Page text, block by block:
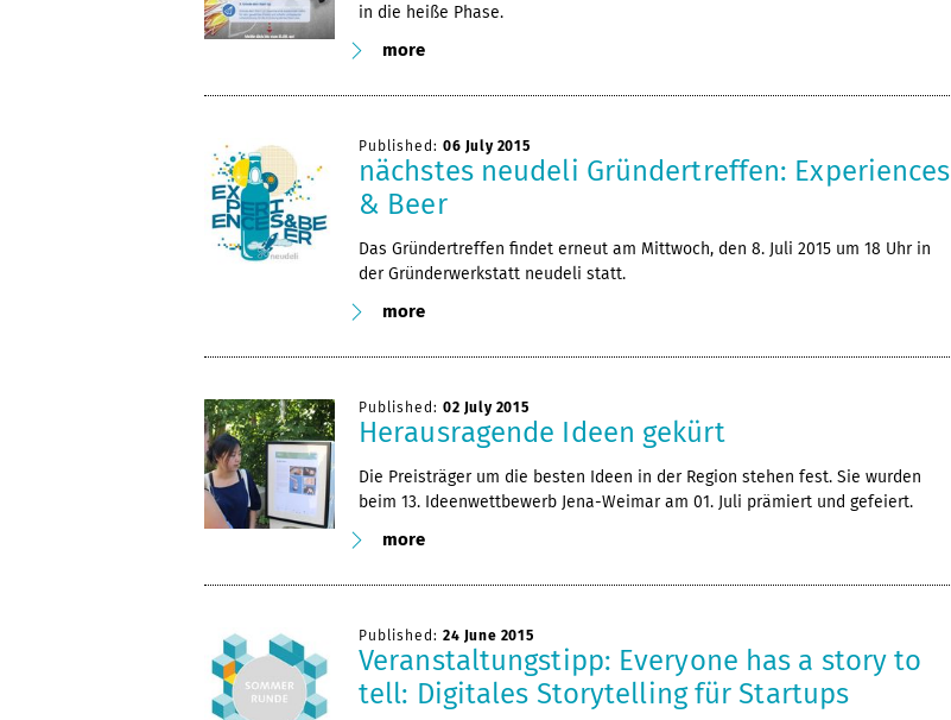
in die heiße Phase.
more
Published: 06 July 2015
nächstes neudeli Gründertreffen: Experiences
& Beer
Das Gründertreffen findet erneut am Mittwoch, den 8. Juli 2015 um 18 Uhr in
der Gründerwerkstatt neudeli statt.
more
Published: 02 July 2015
Herausragende Ideen gekürt
Die Preisträger um die besten Ideen in der Region stehen fest. Sie wurden
beim 13. Ideenwettbewerb Jena-Weimar am 01. Juli prämiert und gefeiert.
more
Published: 24 June 2015
Veranstaltungstipp: Everyone has a story to
tell: Digitales Storytelling für Startups